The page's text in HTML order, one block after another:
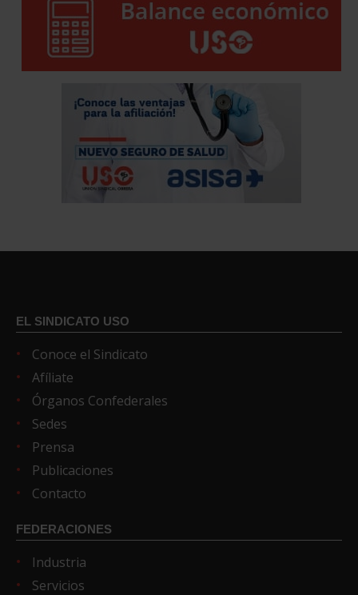
EL SINDICATO USO
Conoce el Sindicato
Afíliate
Órganos Confederales
Sedes
Prensa
Publicaciones
Contacto
FEDERACIONES
Industria
Servicios